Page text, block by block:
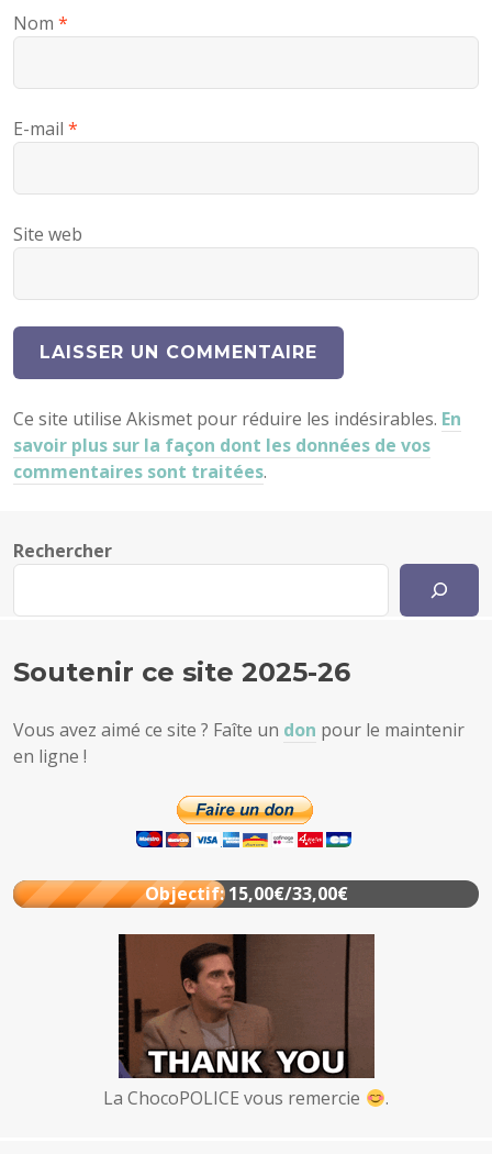
Nom *
E-mail *
Site web
Ce site utilise Akismet pour réduire les indésirables. En
savoir plus sur la façon dont les données de vos
commentaires sont traitées.
Rechercher
Soutenir ce site 2025-26
Vous avez aimé ce site ? Faîte un don pour le maintenir
en ligne !
Objectif: 15,00€/33,00€
La ChocoPOLICE vous remercie .